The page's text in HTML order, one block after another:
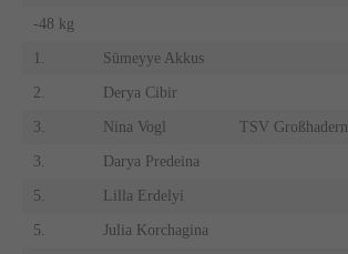
-48 kg
1. Sümeyye Akkus
2. Derya Cibir
3. Nina Vogl TSV Großhadern
3. Darya Predeina
5. Lilla Erdelyi
5. Julia Korchagina